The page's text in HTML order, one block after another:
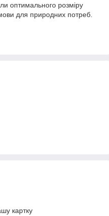
оптимального розміру
для природних потреб.
картку